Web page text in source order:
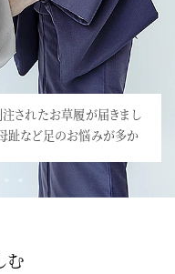
む
されたお草履が届きまし
趾など足のお悩みが多か
振袖+袴で卒業式へ。美人で身長
、大振袖がとても華やかな雰囲